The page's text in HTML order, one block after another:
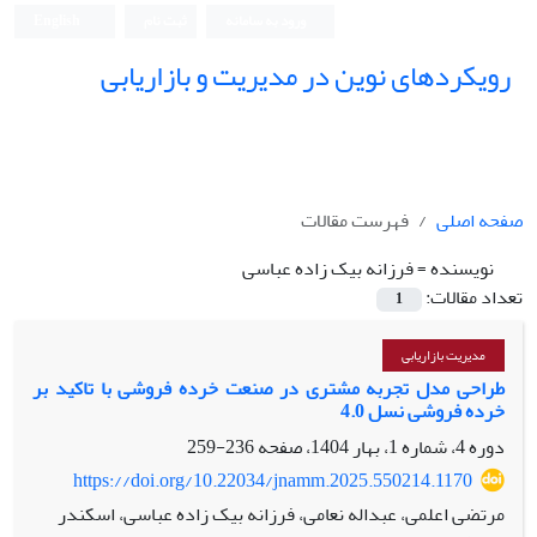
رویکردهای نوین در مدیریت و بازاریابی
صفحه اصلی
فهرست مقالات
نویسنده =فرزانه بیک زاده عباسی
تعداد مقالات:
1
مدیریت بازاریابی
طراحی مدل تجربه مشتری در صنعت خرده فروشی با تاکید بر
خرده فروشی نسل 4.0
دوره 4، شماره 1، بهار 1404، صفحه
236-259
https://doi.org/10.22034/jnamm.2025.550214.1170
مرتضی اعلمی، عبداله نعامی، فرزانه بیک زاده عباسی، اسکندر